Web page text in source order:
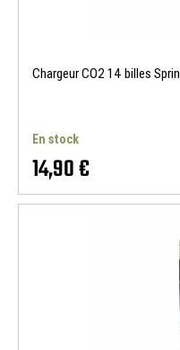
Chargeur CO2 14 billes
En stock
14,90 €